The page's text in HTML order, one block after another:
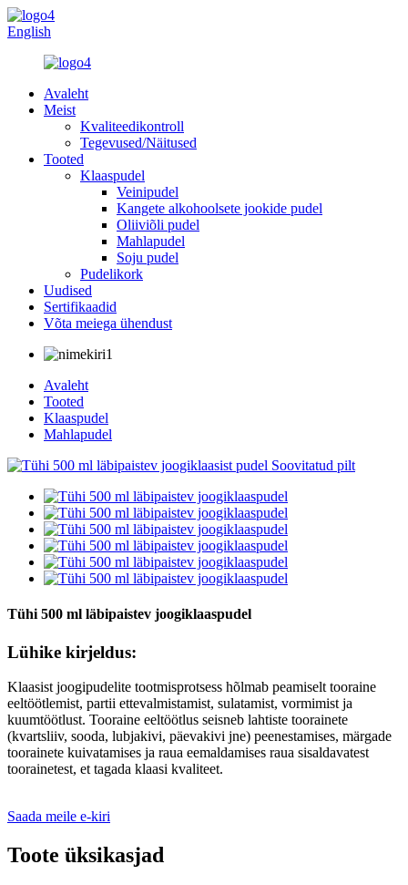
English
Avaleht
Meist
Kvaliteedikontroll
Tegevused/Näitused
Tooted
Klaaspudel
Veinipudel
Kangete alkohoolsete jookide pudel
Oliiviõli pudel
Mahlapudel
Soju pudel
Pudelikork
Uudised
Sertifikaadid
Võta meiega ühendust
Avaleht
Tooted
Klaaspudel
Mahlapudel
Tühi 500 ml läbipaistev joogiklaaspudel
Lühike kirjeldus:
Klaasist joogipudelite tootmisprotsess hõlmab peamiselt tooraine
eeltöötlemist, partii ettevalmistamist, sulatamist, vormimist ja
kuumtöötlust. Tooraine eeltöötlus seisneb lahtiste toorainete
(kvartsliiv, sooda, lubjakivi, päevakivi jne) peenestamises, märgade
toorainete kuivatamises ja raua eemaldamises raua sisaldavatest
toorainetest, et tagada klaasi kvaliteet.
Saada meile e-kiri
Toote üksikasjad